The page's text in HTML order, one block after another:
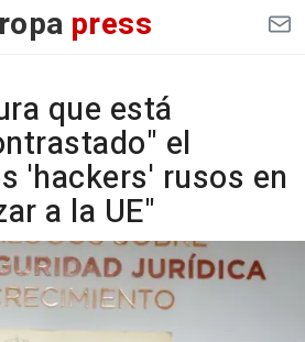
press
que está
el
'hackers' rusos en
a la UE"